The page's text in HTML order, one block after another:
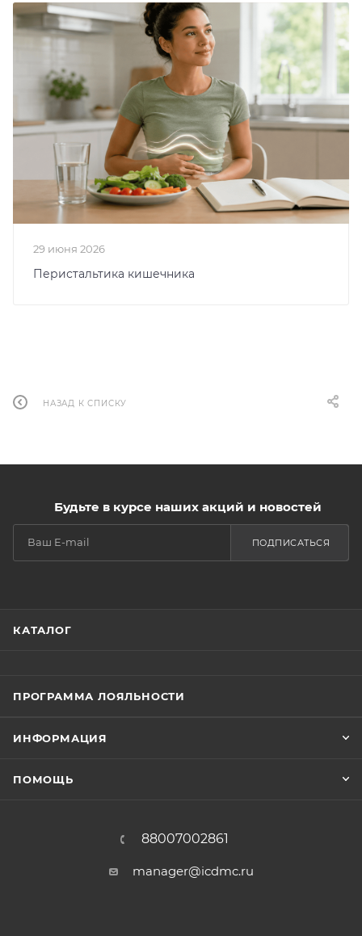
29 июня 2026
Перистальтика кишечника
НАЗАД К СПИСКУ
Будьте в курсе наших акций и новостей
ПОДПИСАТЬСЯ
КАТАЛОГ
ПРОГРАММА ЛОЯЛЬНОСТИ
ИНФОРМАЦИЯ
ПОМОЩЬ
88007002861
manager@icdmc.ru